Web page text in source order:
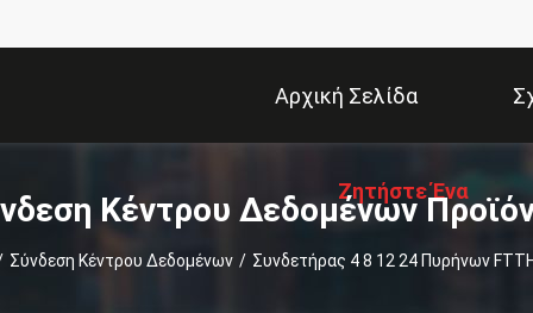
Αρχική Σελίδα
Ζητήστε Ένα
Κέντρου Δεδομένων
Σύνδεση Κέντρου Δεδομένων / Συνδετήρας 4 8 12 24 Πυρήνων